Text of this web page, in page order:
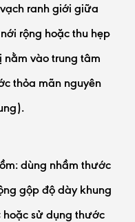
ranh giới giữa
rộng hoặc thu hẹp
nằm vào trung tâm
thỏa mãn nguyên
dùng nhầm thước
gộp độ dày khung
sử dụng thước